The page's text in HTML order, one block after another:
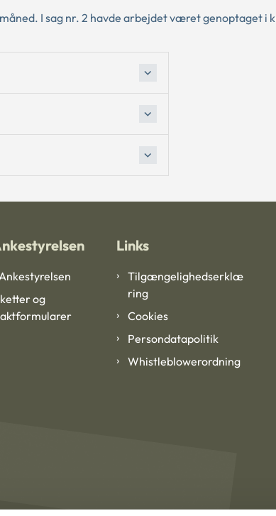
I sag nr. 2 havde arbejdet været genoptaget i
og
Links
Tilgængelighedserklæ
ring
Cookies
Persondatapolitik
Whistleblowerordning